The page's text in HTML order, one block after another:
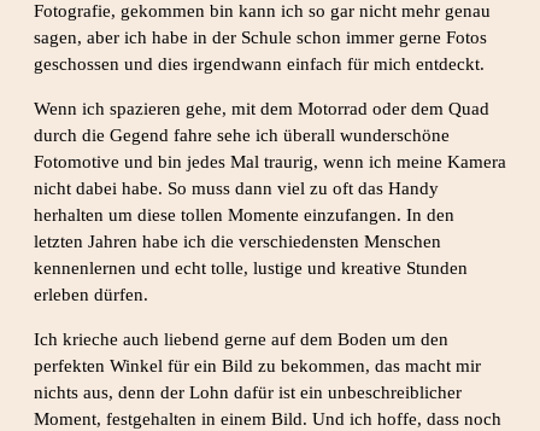
Fotografie, gekommen bin kann ich so gar nicht mehr genau
sagen, aber ich habe in der Schule schon immer gerne Fotos
geschossen und dies irgendwann einfach für mich entdeckt.
Wenn ich spazieren gehe, mit dem Motorrad oder dem Quad
durch die Gegend fahre sehe ich überall wunderschöne
Fotomotive und bin jedes Mal traurig, wenn ich meine Kamera
nicht dabei habe. So muss dann viel zu oft das Handy
herhalten um diese tollen Momente einzufangen. In den
letzten Jahren habe ich die verschiedensten Menschen
kennenlernen und echt tolle, lustige und kreative Stunden
erleben dürfen.
Ich krieche auch liebend gerne auf dem Boden um den
perfekten Winkel für ein Bild zu bekommen, das macht mir
nichts aus, denn der Lohn dafür ist ein unbeschreiblicher
Moment, festgehalten in einem Bild. Und ich hoffe, dass noch